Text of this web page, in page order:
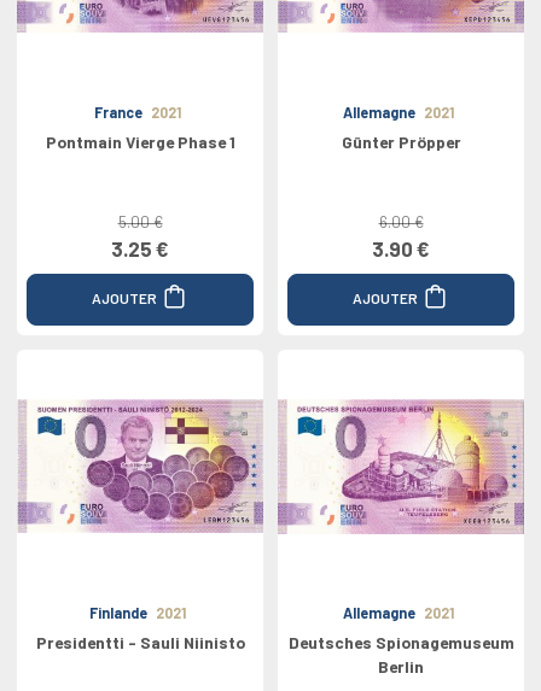
France 2021
Pontmain Vierge Phase 1
5.00 €
3.25 €
AJOUTER
Allemagne 2021
Günter Pröpper
6.00 €
3.90 €
AJOUTER
Finlande 2021
Presidentti - Sauli Niinisto
Allemagne 2021
Deutsches Spionagemuseum
Berlin